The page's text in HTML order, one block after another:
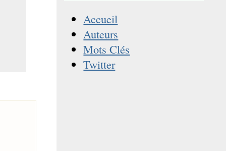
Accueil
Auteurs
Mots Clés
Twitter